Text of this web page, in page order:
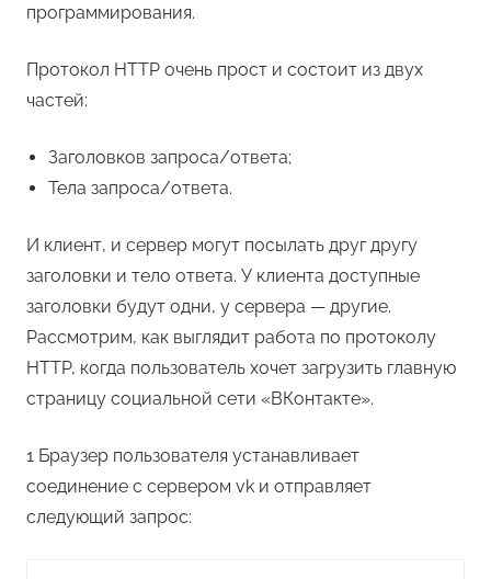
программирования.
Протокол HTTP очень прост и состоит из двух
частей:
Заголовков запроса/ответа;
Тела запроса/ответа.
И клиент, и сервер могут посылать друг другу
заголовки и тело ответа. У клиента доступные
заголовки будут одни, у сервера — другие.
Рассмотрим, как выглядит работа по протоколу
HTTP, когда пользователь хочет загрузить главную
страницу социальной сети «ВКонтакте».
1 Браузер пользователя устанавливает
соединение с сервером vk и отправляет
следующий запрос: